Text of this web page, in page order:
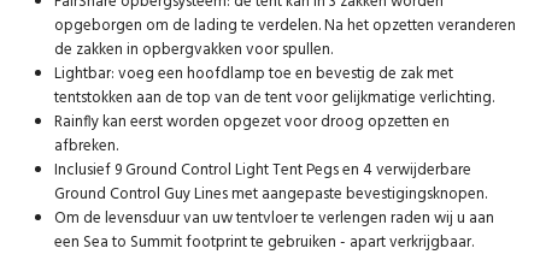
opgeborgen om de lading te verdelen. Na het opzetten veranderen
de zakken in opbergvakken voor spullen.
Lightbar: voeg een hoofdlamp toe en bevestig de zak met
tentstokken aan de top van de tent voor gelijkmatige verlichting.
Rainfly kan eerst worden opgezet voor droog opzetten en
afbreken.
Inclusief 9 Ground Control Light Tent Pegs en 4 verwijderbare
Ground Control Guy Lines met aangepaste bevestigingsknopen.
Om de levensduur van uw tentvloer te verlengen raden wij u aan
een Sea to Summit footprint te gebruiken - apart verkrijgbaar.